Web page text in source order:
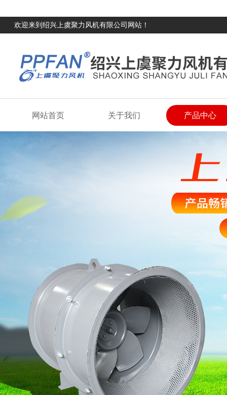
欢迎来到绍兴上虞聚力风机有限公司网站！
网站首页 关于我们 产品中心